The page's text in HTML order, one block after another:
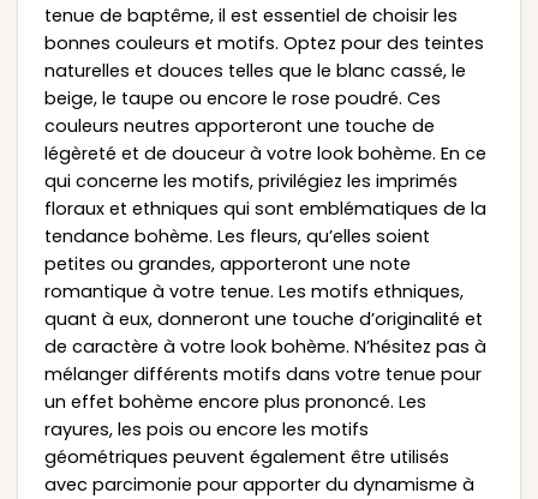
tenue de baptême, il est essentiel de choisir les
bonnes couleurs et motifs. Optez pour des teintes
naturelles et douces telles que le blanc cassé, le
beige, le taupe ou encore le rose poudré. Ces
couleurs neutres apporteront une touche de
légèreté et de douceur à votre look bohème. En ce
qui concerne les motifs, privilégiez les imprimés
floraux et ethniques qui sont emblématiques de la
tendance bohème. Les fleurs, qu’elles soient
petites ou grandes, apporteront une note
romantique à votre tenue. Les motifs ethniques,
quant à eux, donneront une touche d’originalité et
de caractère à votre look bohème. N’hésitez pas à
mélanger différents motifs dans votre tenue pour
un effet bohème encore plus prononcé. Les
rayures, les pois ou encore les motifs
géométriques peuvent également être utilisés
avec parcimonie pour apporter du dynamisme à